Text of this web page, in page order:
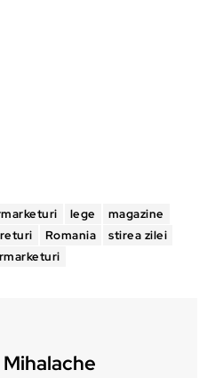
lege
magazine
Romania
stirea zilei